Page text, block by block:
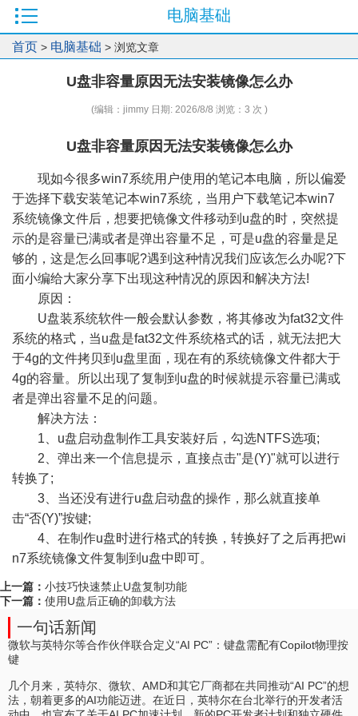
电脑基础
首页 > 电脑基础 > 浏览文章
U盘非容量原因无法安装镜像怎么办
(编辑：jimmy 日期: 2026/8/8 浏览：3 次 )
U盘非容量原因无法安装镜像怎么办
现如今很多win7系统用户使用的笔记本电脑，所以偏爱
于选择下载安装笔记本win7系统，当用户下载笔记本win7
系统镜像文件后，想要把镜像文件移动到u盘的时，突然提
示的是容量已满或者是弹出容量不足，可是u盘的容量是足
够的，这是怎么回事呢?遇到这种情况我们应该怎么办呢?下
面小编给大家分享下出现这种情况的原因和解决方法!
原因：
U盘装系统软件一般会默认参数，将其修改为fat32文件
系统的格式，当u盘是fat32文件系统格式的话，就无法把大
于4g的文件拷贝到u盘里面，现在有的系统镜像文件都大于
4g的容量。所以出现了复制到u盘的时候就提示容量已满或
者是弹出容量不足的问题。
解决方法：
1、u盘启动盘制作工具安装好后，勾选NTFS选项;
2、弹出来一个信息提示，直接点击"是(Y)"就可以进行
转换了;
3、当还没有进行u盘启动盘的操作，那么就直接单
击“否(Y)”按键;
4、在制作u盘时进行格式的转换，转换好了之后再把wi
n7系统镜像文件复制到u盘中即可。
上一篇： 小技巧快速禁止U盘复制功能
下一篇： 使用U盘后正确的卸载方法
一句话新闻
微软与英特尔等合作伙伴联合定义“AI PC”：键盘需配有Copilot物理按
键
几个月来，英特尔、微软、AMD和其它厂商都在共同推动“AI PC”的想
法，朝着更多的AI功能迈进。在近日，英特尔在台北举行的开发者活